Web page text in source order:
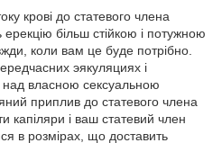
крові до статевого члена
більш стійкою і потужною
коли вам це буде потрібно.
эякуляциях і
власною сексуальною
приплив до статевого члена
капіляри і ваш статевий член
в розмірах, що доставить